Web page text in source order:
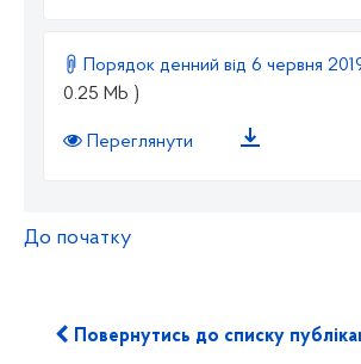
Порядок денний від 6 червня
0.25 Mb )
Переглянути
До початку
Повернутись до списку